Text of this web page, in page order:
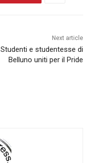
Next article
Studenti e studentesse di
Belluno uniti per il Pride